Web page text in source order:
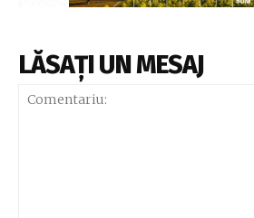
LĂSAȚI UN MESAJ